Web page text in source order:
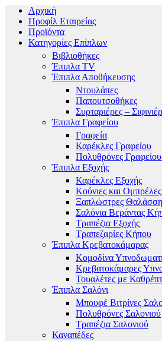
Αρχική
Προφίλ Εταιρείας
Προϊόντα
Κατηγορίες Επίπλων
Βιβλιοθήκες
Έπιπλα TV
Έπιπλα Αποθήκευσης
Ντουλάπες
Παπουτσοθήκες
Συρταριέρες –
Έπιπλα Γραφείου
Γραφεία
Καρέκλες Γραφείου
Πολυθρόνες
Έπιπλα Εξοχής
Καρέκλες Εξοχής
Κούνιες και
Ξαπλώστρες
Σαλόνια Βεράντας
Τραπέζια Εξοχής
Τραπεζαρίες Κήπου
Έπιπλα Κρεβατοκάμαρας
Κομοδίνα
Κρεβατοκάμαρες
Τουαλέτες με
Έπιπλα Σαλόνι
Μπουφέ Βιτρίνες
Πολυθρόνες Σαλονιού
Τραπέζια Σαλονιού
Καναπέδες